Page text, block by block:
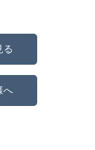
る
へ